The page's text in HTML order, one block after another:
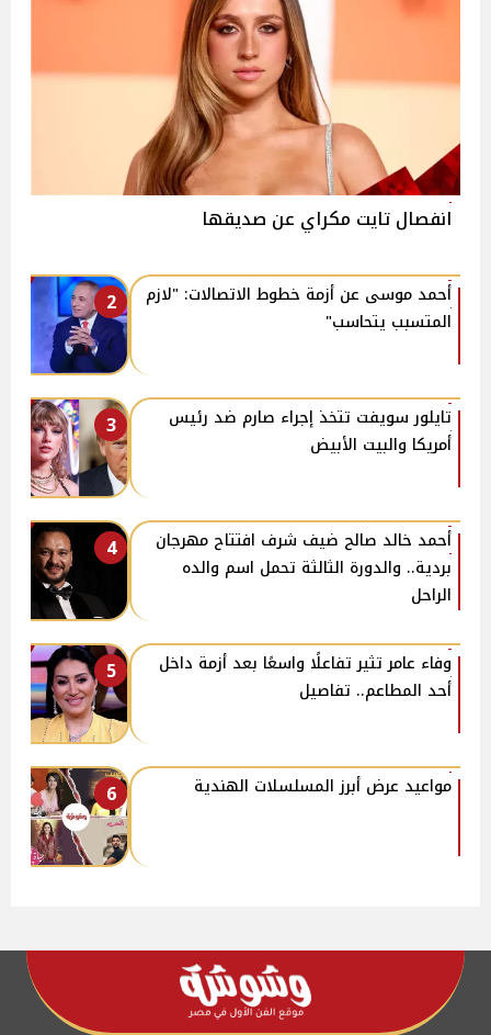
انفصال تايت مكراي عن صديقها
2
أحمد موسى عن أزمة خطوط الاتصالات: "لازم
المتسبب يتحاسب"
3
تايلور سويفت تتخذ إجراء صارم ضد رئيس
أمريكا والبيت الأبيض
4
أحمد خالد صالح ضيف شرف افتتاح مهرجان
بردية.. والدورة الثالثة تحمل اسم والده
الراحل
5
وفاء عامر تثير تفاعلًا واسعًا بعد أزمة داخل
أحد المطاعم.. تفاصيل
6 مواعيد عرض أبرز المسلسلات الهندية